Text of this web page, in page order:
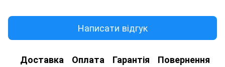
Написати відгук
Доставка Оплата Гарантія Повернення